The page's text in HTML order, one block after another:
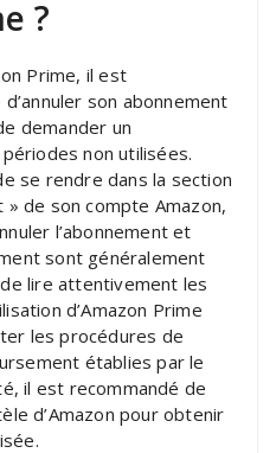
?
Prime, il est
son abonnement
demander un
non utilisées.
se rendre dans la section
de son compte Amazon,
l’abonnement et
sont généralement
lire attentivement les
d’Amazon Prime
les procédures de
établies par le
il est recommandé de
d’Amazon pour obtenir